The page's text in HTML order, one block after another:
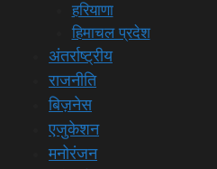
हरियाणा
हिमाचल प्रदेश
अंतर्राष्ट्रीय
राजनीति
बिज़नेस
एजुकेशन
मनोरंजन